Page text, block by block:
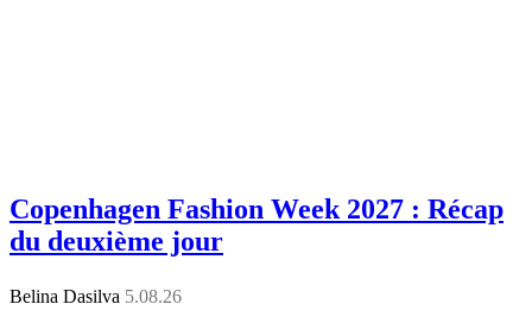
Copenhagen Fashion Week 2027 : Récap
du deuxième jour
Belina Dasilva 5.08.26